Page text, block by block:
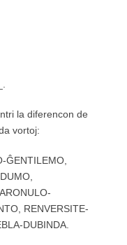
la diferencon de
vortoj:
ĜENTILEMO,
RENVERSITE-
DUBINDA.